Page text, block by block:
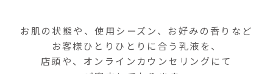
お肌の状態や、使用シーズン、お好みの香りなど
お客様ひとりひとりに合う乳液を、
店頭や、オンラインカウンセリングにて